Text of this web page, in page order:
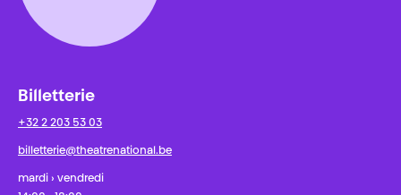
Billetterie
+32 2 203 53 03
billetterie@theatrenational.be
mardi › vendredi